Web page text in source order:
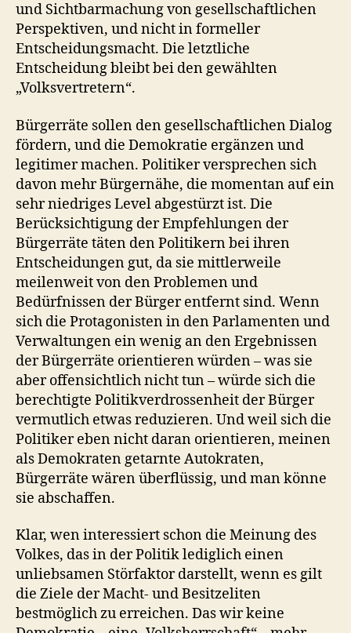
und Sichtbarmachung von gesellschaftlichen
Perspektiven, und nicht in formeller
Entscheidungs­macht. Die letztliche
Entscheidung bleibt bei den gewählten
„Volksvertretern“.
Bürgerräte sollen den gesellschaftlichen Dialog
fördern, und die Demokratie ergänzen und
legitimer machen. Politiker versprechen sich
davon mehr Bürgernähe, die momentan auf ein
sehr niedriges Level abgestürzt ist. Die
Berücksichtigung der Empfehlungen der
Bürgerräte täten den Politikern bei ihren
Entscheidungen gut, da sie mittlerweile
meilenweit von den Problemen und
Bedürfnissen der Bürger entfernt sind. Wenn
sich die Protagonisten in den Parlamenten und
Verwaltungen ein wenig an den Ergebnissen
der Bürgerräte orientieren würden – was sie
aber offensichtlich nicht tun – würde sich die
berechtigte Politikverdrossenheit der Bürger
vermutlich etwas reduzieren. Und weil sich die
Politiker eben nicht daran orientieren, meinen
als Demokraten getarnte Autokraten,
Bürgerräte wären überflüssig, und man könne
sie abschaffen.
Klar, wen interessiert schon die Meinung des
Volkes, das in der Politik lediglich einen
unliebsamen Störfaktor darstellt, wenn es gilt
die Ziele der Macht- und Besitzeliten
bestmöglich zu erreichen. Das wir keine